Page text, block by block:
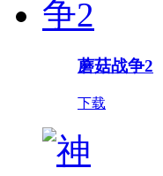
蘑菇战争2
下载